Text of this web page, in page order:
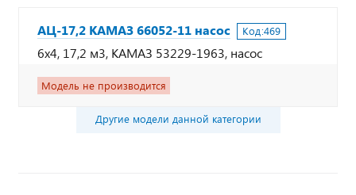
АЦ-17,2 КАМАЗ 66052-11 насос Код:469
6х4, 17,2 м3, КАМАЗ 53229-1963, насос
Модель не производится
Другие модели данной категории